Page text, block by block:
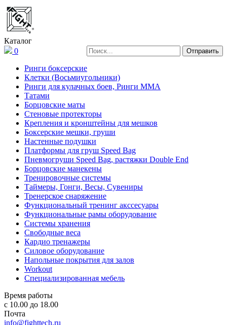
Каталог
0
Ринги боксерские
Клетки (Восьмиугольники)
Ринги для кулачных боев, Ринги ММА
Татами
Борцовские маты
Стеновые протекторы
Крепления и кронштейны для мешков
Боксерские мешки, груши
Настенные подушки
Платформы для груш Speed Bag
Пневмогруши Speed Bag, растяжки Double End
Борцовские манекены
Тренировочные системы
Таймеры, Гонги, Весы, Сувениры
Тренерское снаряжение
Функциональный тренинг акссесуары
Функциональные рамы оборудование
Системы хранения
Свободные веса
Кардио тренажеры
Силовое оборудование
Напольные покрытия для залов
Workout
Специализированная мебель
Время работы
с 10.00 до 18.00
Почта
info@fighttech.ru